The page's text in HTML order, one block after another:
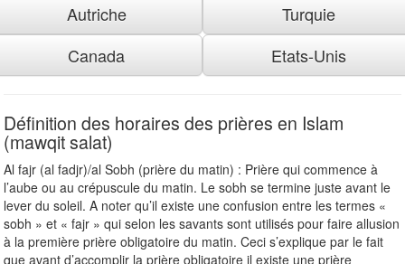
Autriche
Turquie
Canada
Etats-Unis
Définition des horaires des prières en Islam
(mawqit salat)
Al fajr (al fadjr)/al Sobh (prière du matin) : Prière qui commence à
l’aube ou au crépuscule du matin. Le sobh se termine juste avant le
lever du soleil. A noter qu’il existe une confusion entre les termes «
sobh » et « fajr » qui selon les savants sont utilisés pour faire allusion
à la première prière obligatoire du matin. Ceci s’explique par le fait
que avant d’accomplir la prière obligatoire il existe une prière